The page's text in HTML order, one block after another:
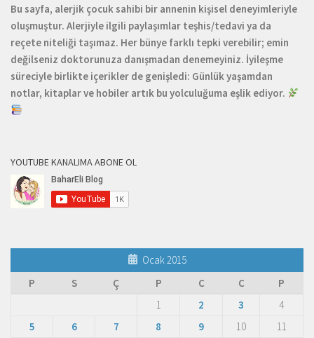
Bu sayfa, alerjik çocuk sahibi bir annenin kişisel deneyimleriyle
oluşmuştur. Alerjiyle ilgili paylaşımlar teşhis/tedavi ya da
reçete niteliği taşımaz. Her bünye farklı tepki verebilir; emin
değilseniz doktorunuza danışmadan denemeyiniz. İyileşme
süreciyle birlikte içerikler de genişledi: Günlük yaşamdan
notlar, kitaplar ve hobiler artık bu yolculuğuma eşlik ediyor.
YOUTUBE KANALIMA ABONE OL
Ocak 2015
P
S Ç P C C
P
1
2 3
4
5
6 7 8 9 10
11